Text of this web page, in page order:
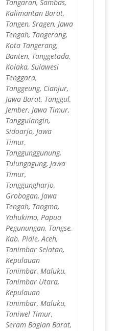
Tangaran, Sambas,
Kalimantan Barat,
Tangen, Sragen, Jawa
Tengah, Tangerang,
Kota Tangerang,
Banten, Tanggetada,
Kolaka, Sulawesi
Tenggara,
Tanggeung, Cianjur,
Jawa Barat, Tanggul,
Jember, Jawa Timur,
Tanggulangin,
Sidoarjo, Jawa
Timur,
Tanggunggunung,
Tulungagung, Jawa
Timur,
Tanggungharjo,
Grobogan, Jawa
Tengah, Tangma,
Yahukimo, Papua
Pegunungan, Tangse,
Kab. Pidie, Aceh,
Tanimbar Selatan,
Kepulauan
Tanimbar, Maluku,
Tanimbar Utara,
Kepulauan
Tanimbar, Maluku,
Taniwel Timur,
Seram Bagian Barat,